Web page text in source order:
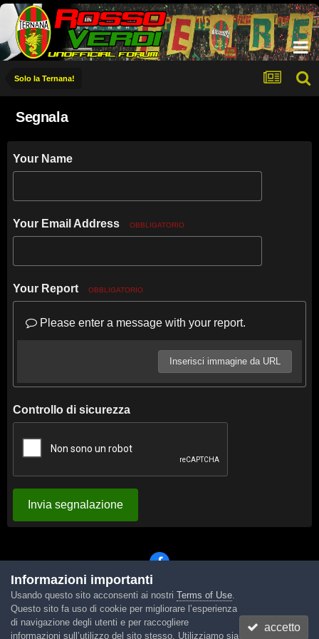
Solo la Ternana!
Segnala
Your Name
Your Email Address OBBLIGATORIO
Your Report OBBLIGATORIO
Please enter a message with your report.
Inserisci immagine da URL
Controllo di sicurezza
Invia segnalazione
Lingua Tema Contattaci Cookies
Powered by Invision Community
Informazioni importanti
Usando questo sito acconsenti ai nostri Terms of Use.
Questo sito fa uso di cookie per migliorare l’esperienza
di navigazione degli utenti e per raccogliere
informazioni sull’utilizzo del sito stesso. Utilizziamo sia
accetto